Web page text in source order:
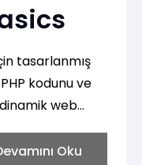
tasarlanmış
kodunu ve
web
kod
Oku